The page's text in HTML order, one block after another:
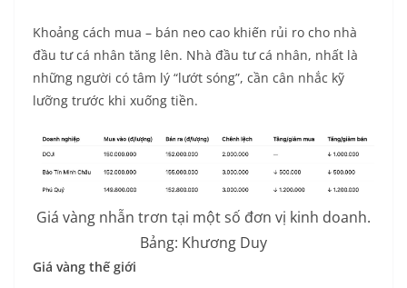
Khoảng cách mua – bán neo cao khiến rủi ro cho nhà
đầu tư cá nhân tăng lên. Nhà đầu tư cá nhân, nhất là
những người có tâm lý “lướt sóng”, cần cân nhắc kỹ
lưỡng trước khi xuống tiền.
Giá vàng nhẫn trơn tại một số đơn vị kinh doanh.
Bảng: Khương Duy
Giá vàng thế giới